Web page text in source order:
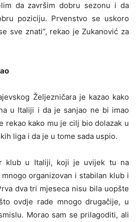
da završim dobru sezonu i da
poziciju. Prvenstvo se uskoro
sve znati”, rekao je Zukanović za
Željezničara je kazao kako
u Italiji i da je sanjao ne bi imao
rekao kako mu je cilj bio dolazak u
liga i da je u tome sada uspio.
klub u Italiji, koji je uvijek tu na
organizovan i stabilan klub i
dva tri mjeseca nisu bila uopšte
ovdje rade mnogo drugačije, u
Morao sam se prilagoditi, ali